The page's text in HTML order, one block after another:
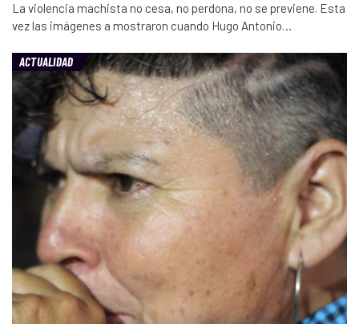
La violencia machista no cesa, no perdona, no se previene. Esta
vez las imágenes a mostraron cuando Hugo Antonio…
ACTUALIDAD